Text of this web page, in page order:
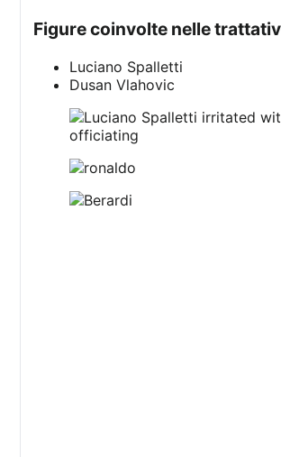
figure coinvolte nelle
Luciano Spalletti
Dusan Vlahovic